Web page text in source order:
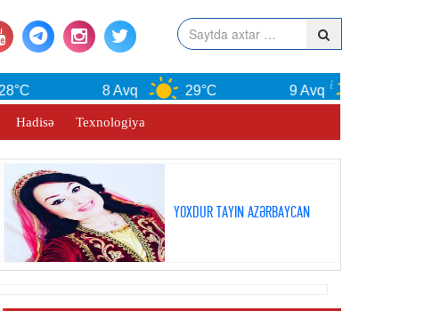
8 Avq 29°C 9 Avq
Hadisə Texnologiya
YOXDUR TAYIN AZƏRBAYCAN